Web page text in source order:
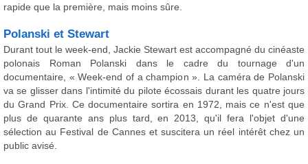
rapide que la première, mais moins sûre.
Polanski et Stewart
Durant tout le week-end, Jackie Stewart est accompagné du cinéaste
polonais Roman Polanski dans le cadre du tournage d'un
documentaire, « Week-end of a champion ». La caméra de Polanski
va se glisser dans l'intimité du pilote écossais durant les quatre jours
du Grand Prix. Ce documentaire sortira en 1972, mais ce n'est que
plus de quarante ans plus tard, en 2013, qu'il fera l'objet d'une
sélection au Festival de Cannes et suscitera un réel intérêt chez un
public avisé.